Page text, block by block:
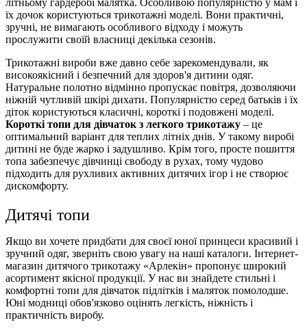
їх дочок користуються трикотажні моделі. Вони практичні,
зручні, не вимагають особливого відходу і можуть
прослужити своїй власниці декілька сезонів.
Трикотажні вироби вже давно себе зарекомендували, як
високоякісний і безпечний для здоров'я дитини одяг.
Натуральне полотно відмінно пропускає повітря, дозволяючи
ніжній чутливій шкірі дихати. Популярністю серед батьків і їх
діток користуються класичні, короткі і подовжені моделі.
Короткі топи для дівчаток з легкого трикотажу – це
оптимальний варіант для теплих літніх днів. У такому виробі
дитині не буде жарко і задушливо. Крім того, просте пошиття
топа забезпечує дівчинці свободу в рухах, тому чудово
підходить для рухливих активних дитячих ігор і не створює
дискомфорту.
Дитячі топи
Якщо ви хочете придбати для своєї юної принцеси красивий і
зручний одяг, зверніть свою увагу на наші каталоги. Інтернет-
магазин дитячого трикотажу «Арлекін» пропонує широкий
асортимент якісної продукції. У нас ви знайдете стильні і
комфортні топи для дівчаток підлітків і маляток помолодше.
Юні модниці обов'язково оцінять легкість, ніжність і
практичність виробу.